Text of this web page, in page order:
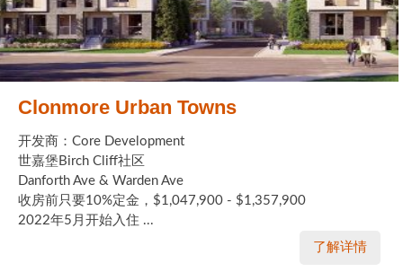
Clonmore Urban Towns
开发商：Core Development
世嘉堡Birch Cliff社区
Danforth Ave & Warden Ave
收房前只要10%定金，$1,047,900 - $1,357,900
2022年5月开始入住 ...
了解详情